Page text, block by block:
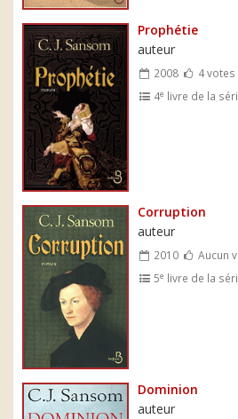
Prophétie
auteur
2008 4 votes
4e livre de la
Corruption
auteur
2010
Aucun
5e livre de la
Dominion
auteur